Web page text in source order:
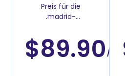
Preis für die
.madrid-
$89.90/